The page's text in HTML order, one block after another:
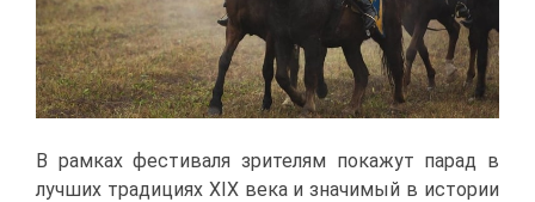
В рам­ках фе­сти­ва­ля зри­те­лям по­ка­жут па­рад в
луч­ших тра­ди­ци­ях XIX ве­ка и зна­чи­мый в ис­то­рии